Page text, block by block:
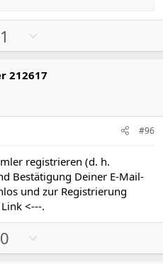
1
e
a
i
S
t
i
m
m
212617
#96
registrieren (d. h.
Bestätigung Deiner E-Mail-
und zur Registrierung
<---.
0
e